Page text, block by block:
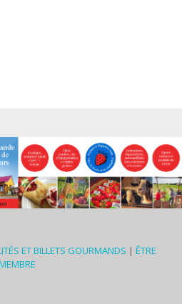
ET BILLETS GOURMANDS | ÊTRE